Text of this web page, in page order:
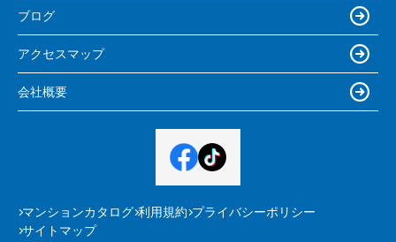
ブログ
アクセスマップ
会社概要
マンションカタログ 利用規約 プライバシーポリシー
サイトマップ